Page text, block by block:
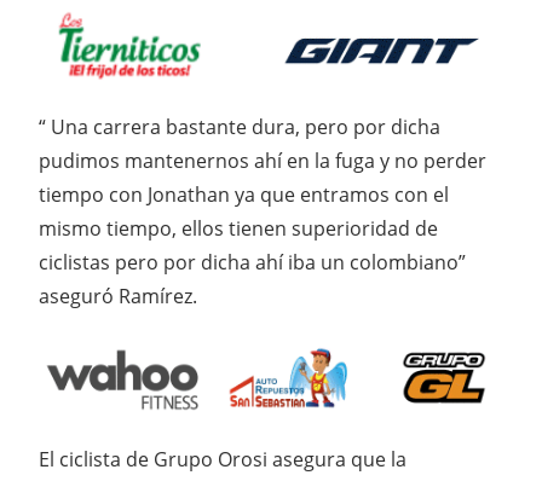
“ Una carrera bastante dura, pero por dicha
pudimos mantenernos ahí en la fuga y no perder
tiempo con Jonathan ya que entramos con el
mismo tiempo, ellos tienen superioridad de
ciclistas pero por dicha ahí iba un colombiano”
aseguró Ramírez.
El ciclista de Grupo Orosi asegura que la